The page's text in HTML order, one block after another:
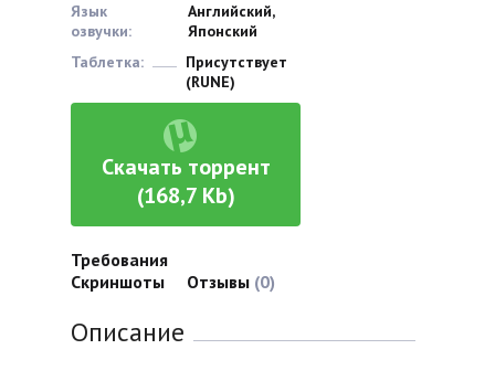
Язык
озвучки:
Английский,
Японский
Таблетка:
Присутствует
(RUNE)
Скачать торрент
(168,7 Kb)
Требования
Скриншоты
Отзывы (0)
Описание